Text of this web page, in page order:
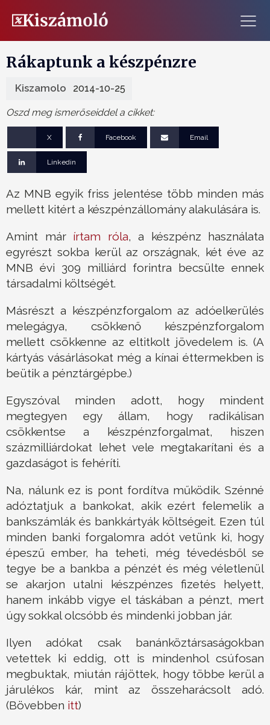
Rákaptunk a készpénzre
Kiszamolo 2014-10-25
Oszd meg ismerőseiddel a cikket:
X Facebook Email
Linkedin
Az MNB egyik friss jelentése több minden más
mellett kitért a készpénzállomány alakulására is.
Amint márírtam róla, a készpénz használata
egyrészt sokba kerül az országnak, két éve az
MNB évi 309 milliárd forintra becsülte ennek
társadalmi költségét.
Másrészt a készpénzforgalom az adóelkerülés
melegágya, csökkenő készpénzforgalom
mellett csökkenne az eltitkolt jövedelem is. (A
kártyás vásárlásokat még a kínai éttermekben is
beütik a pénztárgépbe.)
Egyszóval minden adott, hogy mindent
megtegyen egy állam, hogy radikálisan
csökkentse a készpénzforgalmat, hiszen
százmilliárdokat lehet vele megtakarítani és a
gazdaságot is fehéríti.
Na, nálunk ez is pont fordítva működik. Szénné
adóztatjuk a bankokat, akik ezért felemelik a
bankszámlák és bankkártyák költségeit. Ezen túl
minden banki forgalomra adót vetünk ki, hogy
épeszű ember, ha teheti, még tévedésből se
tegye be a bankba a pénzét és még véletlenül
se akarjon utalni készpénzes fizetés helyett,
hanem inkább vigye el táskában a pénzt, mert
úgy sokkal olcsóbb és mindenki jobban jár.
Ilyen adókat csak banánköztársaságokban
vetettek ki eddig, ott is mindenhol csúfosan
megbuktak, miután rájöttek, hogy többe kerül a
járulékos kár, mint az összeharácsolt adó.
(Bövebben itt)